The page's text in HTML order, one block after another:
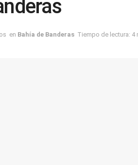
en Bahía de Banderas Tiempo de lectura: 4